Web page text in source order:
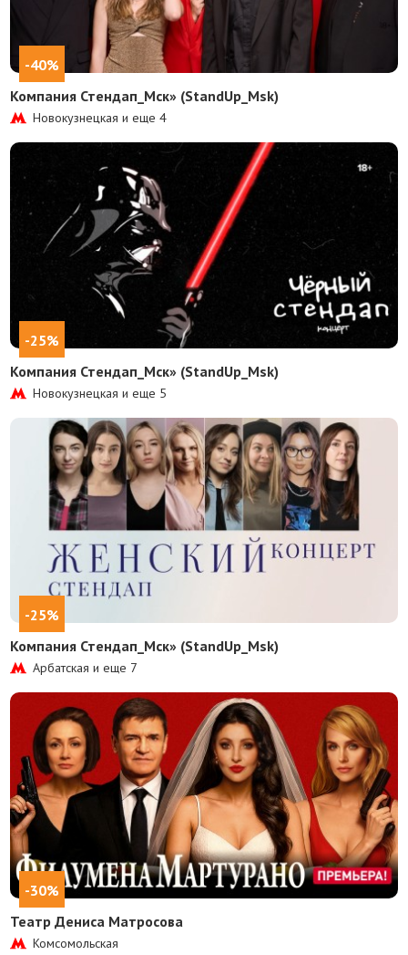
-40%
Компания Стендап_Мск» (StandUp_Msk)
Новокузнецкая и еще4
-25%
Компания Стендап_Мск» (StandUp_Msk)
Новокузнецкая и еще 5
-25%
Компания Стендап_Мск» (StandUp_Msk)
Арбатская и еще 7
-30%
Театр Дениса Матросова
Комсомольская